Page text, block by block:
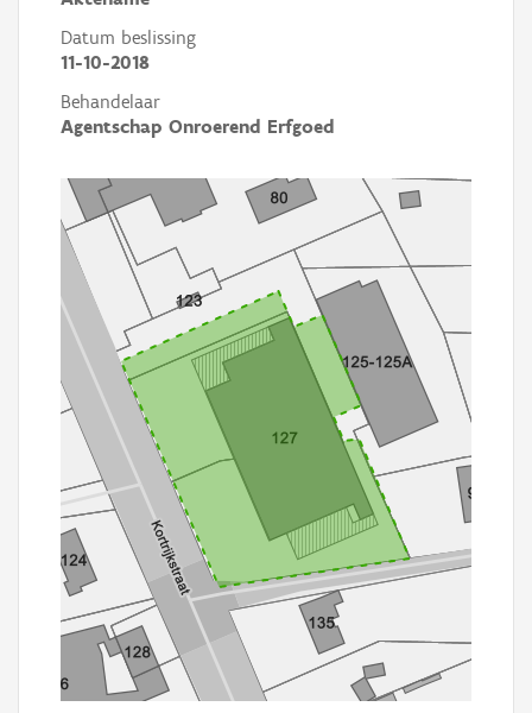
Datum beslissing
11-10-2018
Behandelaar
Agentschap Onroerend Erfgoed